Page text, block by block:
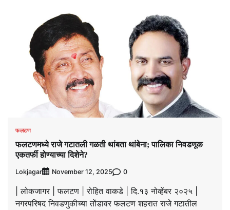
फलटण
फलटणमध्ये राजे गटातली गळती थांबता थांबेना; पालिका निवडणूक
एकतर्फी होण्याच्या दिशेने?
Lokjagar November 12, 2025 0
| लोकजागर | फलटण | रोहित वाकडे | दि.१३ नोव्हेंबर २०२५ |
नगरपरिषद निवडणुकीच्या तोंडावर फलटण शहरात राजे गटातील